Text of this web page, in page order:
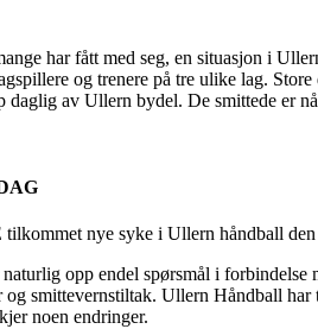
har fått med seg, en situasjon i
og trenere på tre ulike lag.
daglig av Ullern bydel. De smittede er
nye syke i Ullern håndball den
opp endel spørsmål i
og smittevernstiltak. Ullern Håndball
noen endringer.